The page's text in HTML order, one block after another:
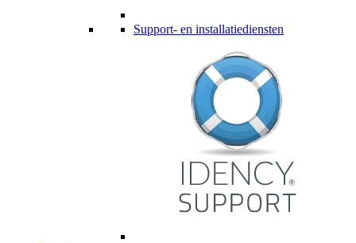
Support- en installatiediensten